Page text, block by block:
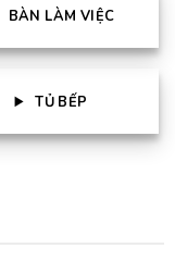
BÀN LÀM VIỆC
TỦ BẾP